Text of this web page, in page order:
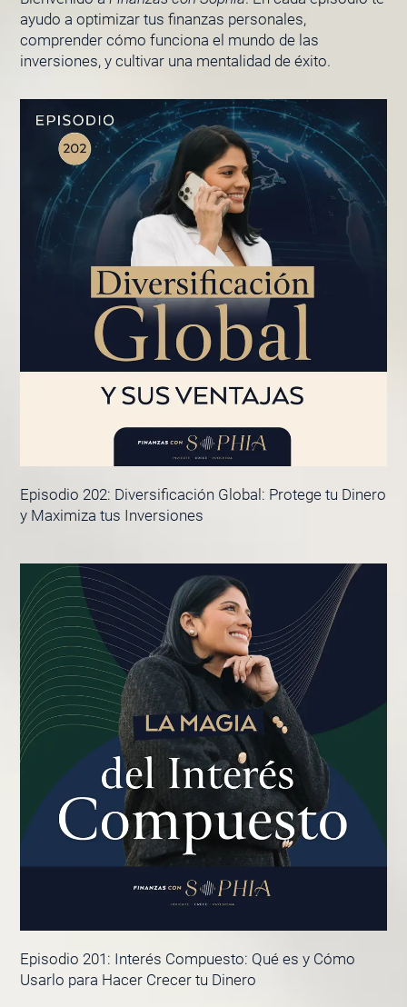
ayudo a optimizar tus finanzas personales,
comprender cómo funciona el mundo de las
inversiones, y cultivar una mentalidad de éxito.
Episodio 202: Diversificación Global: Protege tu Dinero
y Maximiza tus Inversiones
Episodio 201: Interés Compuesto: Qué es y Cómo
Usarlo para Hacer Crecer tu Dinero
PÁGINA
PÁGINA
PÁGINAPÁGINA